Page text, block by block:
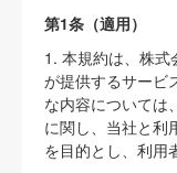
第1条（適用）
1. 本規約は、株式
が提供するサービ
な内容については
に関し、当社と利
を目的とし、利用